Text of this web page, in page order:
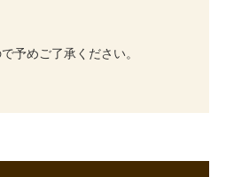
予めご了承ください。